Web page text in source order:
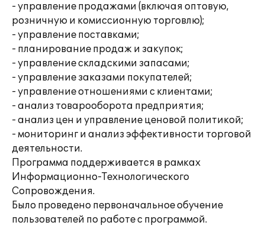
- управление продажами (включая оптовую,
розничную и комиссионную торговлю);
- управление поставками;
- планирование продаж и закупок;
- управление складскими запасами;
- управление заказами покупателей;
- управление отношениями с клиентами;
- анализ товарооборота предприятия;
- анализ цен и управление ценовой политикой;
- мониторинг и анализ эффективности торговой
деятельности.
Программа поддерживается в рамках
Информационно-Технологического
Сопровождения.
Было проведено первоначальное обучение
пользователей по работе с программой.